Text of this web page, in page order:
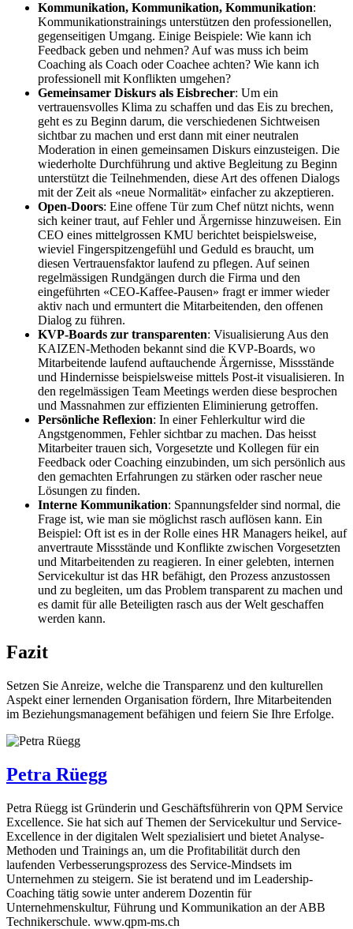
Kommunikation, Kommunikation, Kommunikation:
Kommunikationstrainings unterstützen den professionellen,
gegenseitigen Umgang. Einige Beispiele: Wie kann ich
Feedback geben und nehmen? Auf was muss ich beim
Coaching als Coach oder Coachee achten? Wie kann ich
professionell mit Konflikten umgehen?
Gemeinsamer Diskurs als Eisbrecher: Um ein
vertrauensvolles Klima zu schaffen und das Eis zu brechen,
geht es zu Beginn darum, die verschiedenen Sichtweisen
sichtbar zu machen und erst dann mit einer neutralen
Moderation in einen gemeinsamen Diskurs einzusteigen. Die
wiederholte Durchführung und aktive Begleitung zu Beginn
unterstützt die Teilnehmenden, diese Art des offenen Dialogs
mit der Zeit als «neue Normalität» einfacher zu akzeptieren.
Open-Doors: Eine offene Tür zum Chef nützt nichts, wenn
sich keiner traut, auf Fehler und Ärgernisse hinzuweisen. Ein
CEO eines mittelgrossen KMU berichtet beispielsweise,
wieviel Fingerspitzengefühl und Geduld es braucht, um
diesen Vertrauensfaktor laufend zu pflegen. Auf seinen
regelmässigen Rundgängen durch die Firma und den
eingeführten «CEO-Kaffee-Pausen» fragt er immer wieder
aktiv nach und ermuntert die Mitarbeitenden, den offenen
Dialog zu führen.
KVP-Boards zur transparenten: Visualisierung Aus den
KAIZEN-Methoden bekannt sind die KVP-Boards, wo
Mitarbeitende laufend auftauchende Ärgernisse, Missstände
und Hindernisse beispielsweise mittels Post-it visualisieren. In
den regelmässigen Team Meetings werden diese besprochen
und Massnahmen zur effizienten Eliminierung getroffen.
Persönliche Reflexion: In einer Fehlerkultur wird die
Angstgenommen, Fehler sichtbar zu machen. Das heisst
Mitarbeiter trauen sich, Vorgesetzte und Kollegen für ein
Feedback oder Coaching einzubinden, um sich persönlich aus
den gemachten Erfahrungen zu stärken oder rascher neue
Lösungen zu finden.
Interne Kommunikation: Spannungsfelder sind normal, die
Frage ist, wie man sie möglichst rasch auflösen kann. Ein
Beispiel: Oft ist es in der Rolle eines HR Managers heikel, auf
anvertraute Missstände und Konflikte zwischen Vorgesetzten
und Mitarbeitenden zu reagieren. In einer gelebten, internen
Servicekultur ist das HR befähigt, den Prozess anzustossen
und zu begleiten, um das Problem transparent zu machen und
es damit für alle Beteiligten rasch aus der Welt geschaffen
werden kann.
Fazit
Setzen Sie Anreize, welche die Transparenz und den kulturellen
Aspekt einer lernenden Organisation fördern, Ihre Mitarbeitenden
im Beziehungsmanagement befähigen und feiern Sie Ihre Erfolge.
Petra Rüegg
Petra Rüegg ist Gründerin und Geschäftsführerin von QPM Service
Excellence. Sie hat sich auf Themen der Servicekultur und Service-
Excellence in der digitalen Welt spezialisiert und bietet Analyse-
Methoden und Trainings an, um die Profitabilität durch den
laufenden Verbesserungsprozess des Service-Mindsets im
Unternehmen zu steigern. Sie ist beratend und im Leadership-
Coaching tätig sowie unter anderem Dozentin für
Unternehmenskultur, Führung und Kommunikation an der ABB
Technikerschule. www.qpm-ms.ch